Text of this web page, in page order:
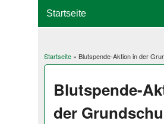
Sie sind hier
Startseite» Blutspende-Aktion in der
Blutspende-
der